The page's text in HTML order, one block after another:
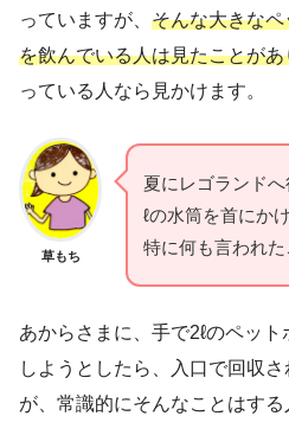
っていますが、 そんな大きな
を飲んでいる人は見たことが
っている人なら見かけます。
草もち
夏にレゴランド
ℓの水筒を首にか
特に何も言われた
あからさまに、手で2ℓのペッ
しようとしたら、入口で回収
が、常識的にそんなことはする